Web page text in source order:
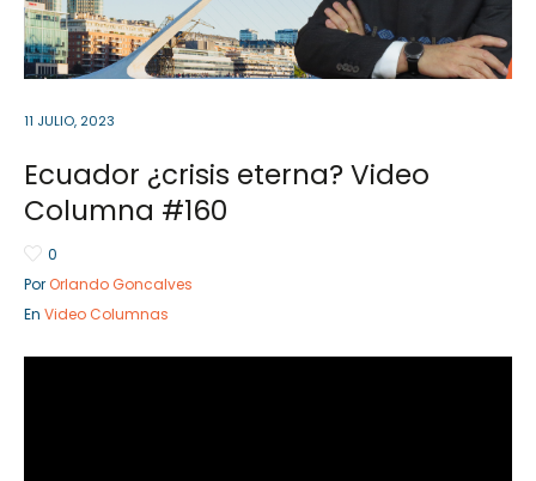
Sector Público
Servicios
Empresa Privada
11 JULIO, 2023
Ecuador ¿crisis eterna? Video
Columna #160
0
Por Orlando Goncalves
En Video Columnas